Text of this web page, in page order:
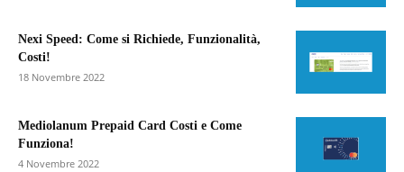
Nexi Speed: Come si Richiede, Funzionalità,
Costi!
18 Novembre 2022
Mediolanum Prepaid Card Costi e Come
Funziona!
4 Novembre 2022